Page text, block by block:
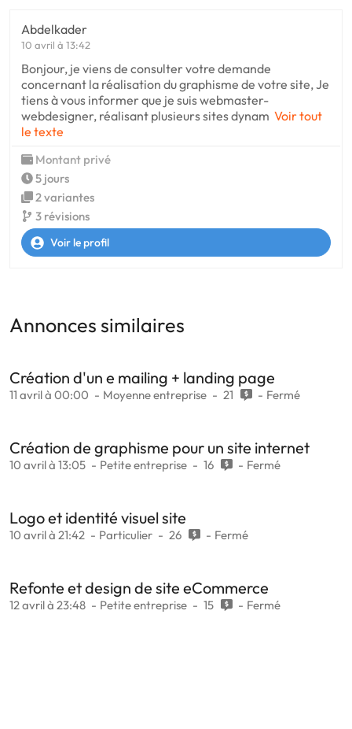
Abdelkader
10 avril à 13:42
Bonjour, je viens de consulter votre demande
concernant la réalisation du graphisme de votre site, Je
tiens à vous informer que je suis webmaster-
webdesigner, réalisant plusieurs sites dynam Voir tout
le texte
Montant privé
5 jours
2 variantes
3 révisions
Voir le profil
Annonces similaires
Création d'un e mailing + landing page
11 avril à 00:00 Moyenne entreprise 21 Fermé
Création de graphisme pour un site internet
10 avril à 13:05 Petite entreprise 16 Fermé
Logo et identité visuel site
10 avril à 21:42 Particulier 26 Fermé
Refonte et design de site eCommerce
12 avril à 23:48 Petite entreprise 15 Fermé